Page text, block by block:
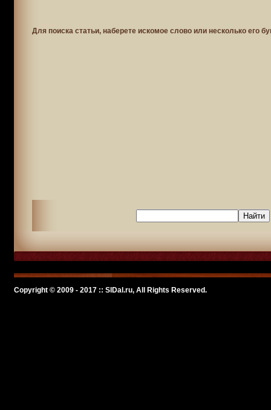
Для поиска статьи, наберете искомое слово или несколько его
Copyright © 2009 - 2017 :: SlDal.ru, All Rights Reserved.